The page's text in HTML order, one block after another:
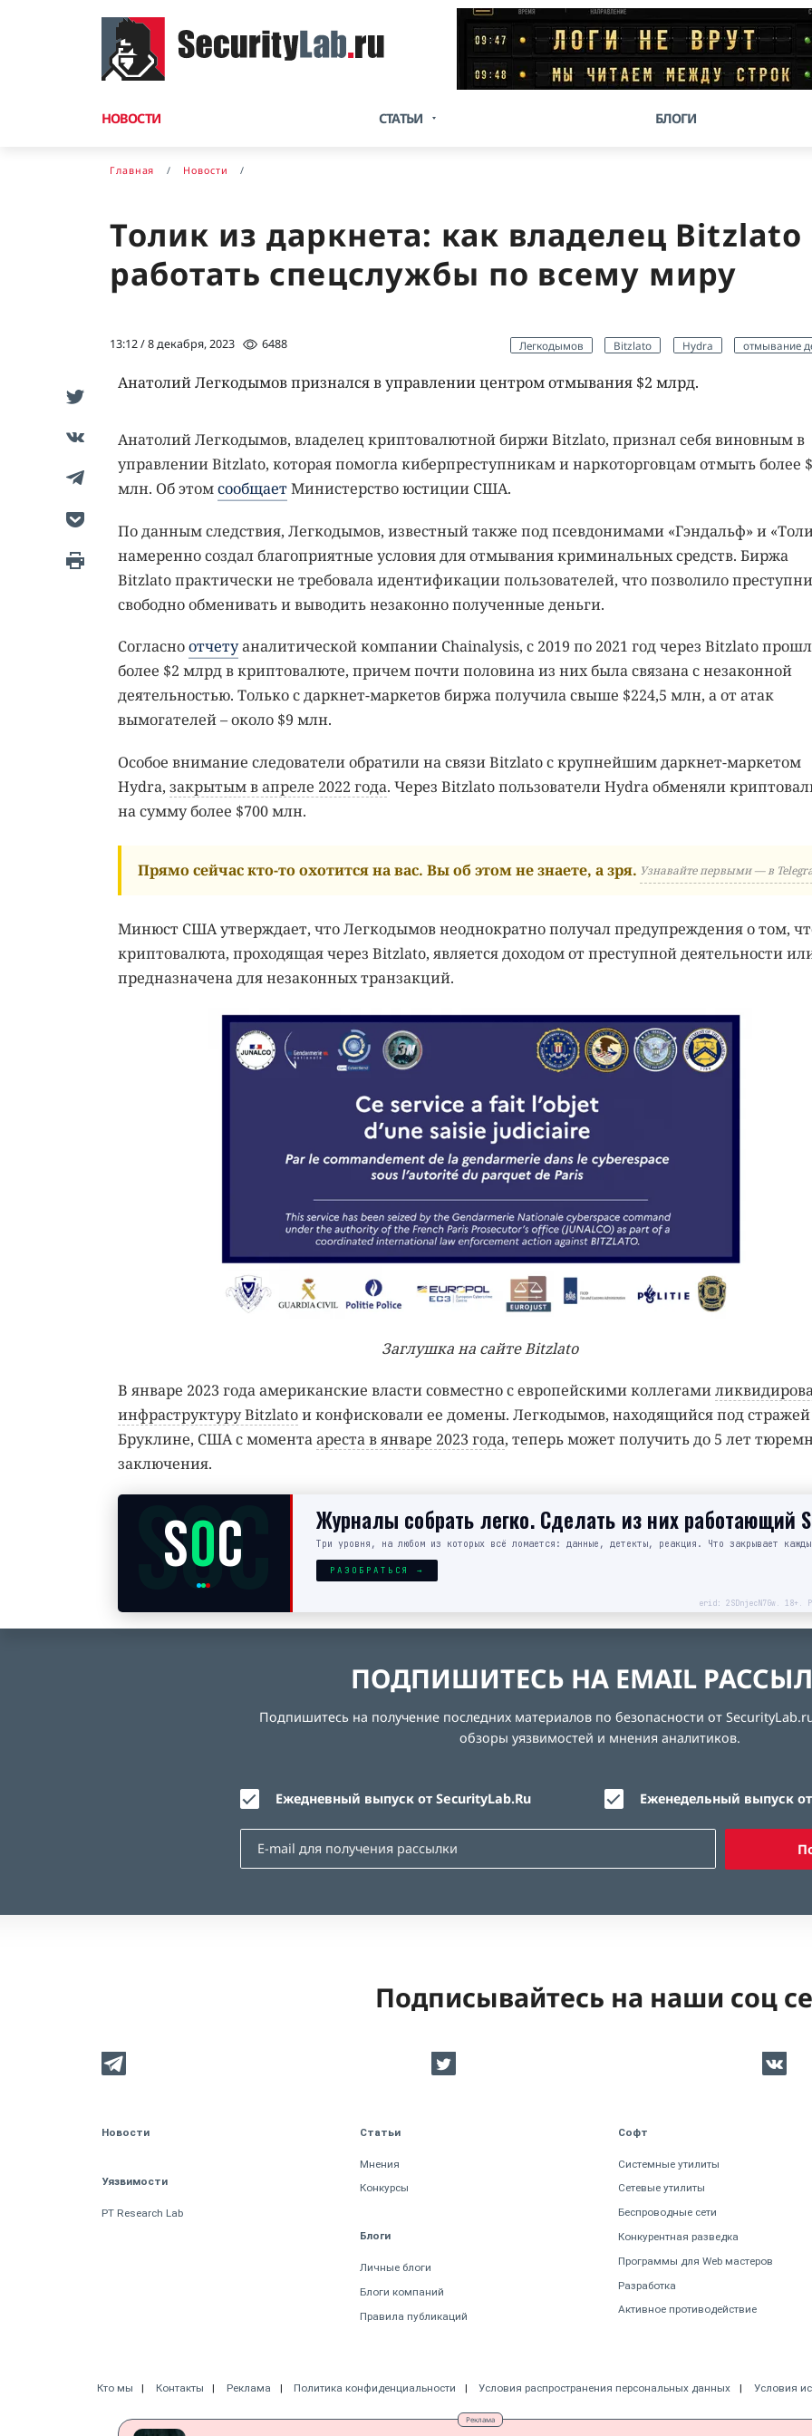
НОВОСТИ СТАТЬИ БЛОГИ
Реклама
Главная Новости
Толик из даркнета: как владелец Bitzlato
работать спецслужбы по всему миру
13:12 / 8 декабря, 2023 6488 Легкодымов Bitzlato Hydra отмывание
Анатолий Легкодымов признался в управлении центром отмывания $2 млрд.
Анатолий Легкодымов, владелец криптовалютной биржи Bitzlato, признал себя виновным в
управлении Bitzlato, которая помогла киберпреступникам и наркоторговцам отмыть более
млн. Об этомсообщаетМинистерство юстиции США.
По данным следствия, Легкодымов, известный также под псевдонимами «Гэндальф» и
намеренно создал благоприятные условия для отмывания криминальных средств. Биржа
Bitzlato практически не требовала идентификации пользователей, что позволило
свободно обменивать и выводить незаконно полученные деньги.
Согласноотчетуаналитической компании Chainalysis, с 2019 по 2021 год через Bitzlato
более $2 млрд в криптовалюте, причем почти половина из них была связана с незаконной
деятельностью. Только с даркнет-маркетов биржа получила свыше $224,5 млн, а от атак
вымогателей – около $9 млн.
Особое внимание следователи обратили на связи Bitzlato с крупнейшим даркнет-маркетом
Hydra, закрытым в апреле 2022 года. Через Bitzlato пользователи Hydra обменяли
на сумму более $700 млн.
Прямо сейчас кто-то охотится на вас. Вы об этом не знаете, а зря. Узнавайте первыми — в
Минюст США утверждает, что Легкодымов неоднократно получал предупреждения о том,
криптовалюта, проходящая через Bitzlato, является доходом от преступной деятельности
предназначена для незаконных транзакций.
Заглушка на сайте Bitzlato
В январе 2023 года американские власти совместно с европейскими коллегами
инфраструктуру Bitzlatoи конфисковали ее домены. Легкодымов, находящийся под стражей
Бруклине, США с моментаареста в январе 2023 года, теперь может получить до 5 лет
заключения.
SOC
SOC Журналы собрать легко. Сделать из них работающий
Три уровня, на любом из которых всё ломается: данные, детекты, реакция. Что закрывает
РАЗОБРАТЬСЯ →
erid: 2SDnjecN7Gw. 18+.
ПОДПИШИТЕСЬ НА EMAIL
Подпишитесь на получение последних материалов по безопасности от
обзоры уязвимостей и мнения аналитиков.
Ежедневный выпуск от SecurityLab.Ru Еженедельный выпуск
Подписывайтесь на наши соц
Новости
Уязвимости
PT Research Lab
Статьи
Мнения
Конкурсы
Блоги
Личные блоги
Блоги компаний
Правила публикаций
Софт
Системные утилиты
Сетевые утилиты
Беспроводные сети
Конкурентная разведка
Программы для Web мастеров
Разработка
Активное противодействие
Кто мы Контакты Реклама Политика конфиденциальности Условия распространения персональных данных Условия